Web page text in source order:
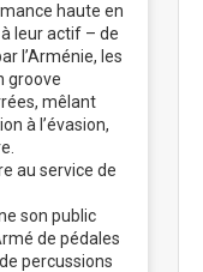
haute en
leur actif – de
l’Arménie, les
groove
mêlant
à l’évasion,
au service de
son public
de pédales
percussions